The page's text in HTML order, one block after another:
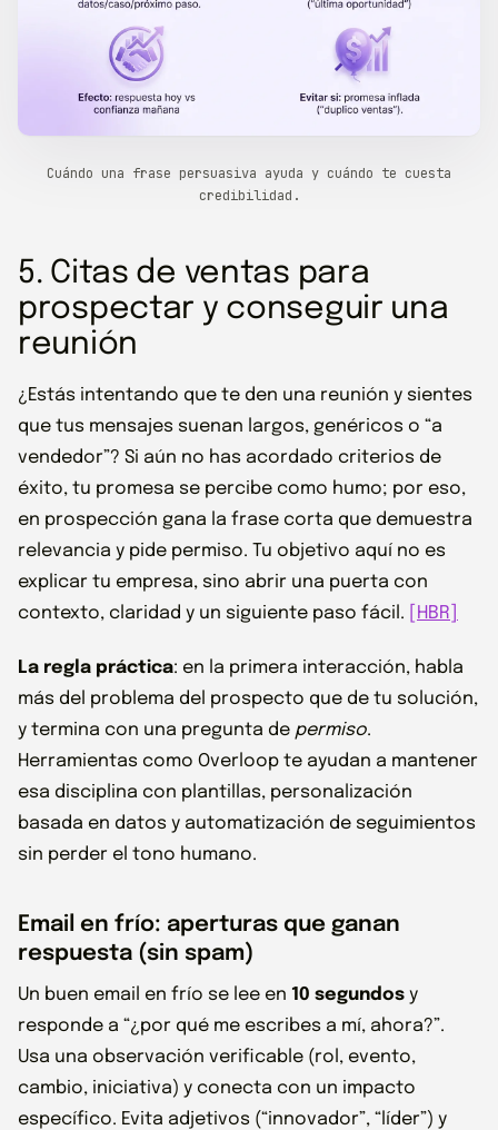
Cuándo una frase persuasiva ayuda y cuándo te cuesta
credibilidad.
5. Citas de ventas para
prospectar y conseguir una
reunión
¿Estás intentando que te den una reunión y sientes
que tus mensajes suenan largos, genéricos o “a
vendedor”? Si aún no has acordado criterios de
éxito, tu promesa se percibe como humo; por eso,
en prospección gana la frase corta que demuestra
relevancia y pide permiso. Tu objetivo aquí no es
explicar tu empresa, sino abrir una puerta con
contexto, claridad y un siguiente paso fácil.
[HBR]
La regla práctica: en la primera interacción, habla
más del problema del prospecto que de tu solución,
y termina con una pregunta de permiso.
Herramientas como Overloop te ayudan a mantener
esa disciplina con plantillas, personalización
basada en datos y automatización de seguimientos
sin perder el tono humano.
Email en frío: aperturas que ganan
respuesta (sin spam)
Un buen email en frío se lee en 10 segundos y
responde a “¿por qué me escribes a mí, ahora?”.
Usa una observación verificable (rol, evento,
cambio, iniciativa) y conecta con un impacto
específico. Evita adjetivos (“innovador”, “líder”) y